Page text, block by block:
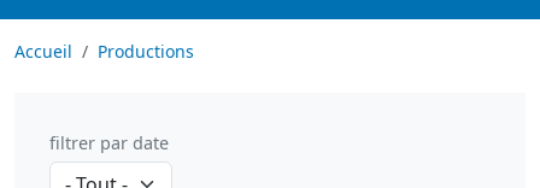
Accueil Productions
filtrer par date